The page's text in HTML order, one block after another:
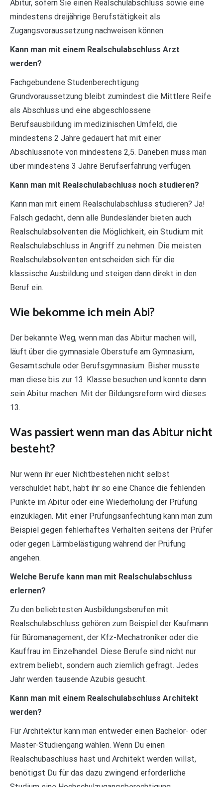
Abitur, sofern Sie einen Realschulabschluss sowie eine
mindestens dreijährige Berufstätigkeit als
Zugangsvoraussetzung nachweisen können.
Kann man mit einem Realschulabschluss Arzt
werden?
Fachgebundene Studenberechtigung
Grundvoraussetzung bleibt zumindest die Mittlere Reife
als Abschluss und eine abgeschlossene
Berufsausbildung im medizinischen Umfeld, die
mindestens 2 Jahre gedauert hat mit einer
Abschlussnote von mindestens 2,5. Daneben muss man
über mindestens 3 Jahre Berufserfahrung verfügen.
Kann man mit Realschulabschluss noch studieren?
Kann man mit einem Realschulabschluss studieren? Ja!
Falsch gedacht, denn alle Bundesländer bieten auch
Realschulabsolventen die Möglichkeit, ein Studium mit
Realschulabschluss in Angriff zu nehmen. Die meisten
Realschulabsolventen entscheiden sich für die
klassische Ausbildung und steigen dann direkt in den
Beruf ein.
Wie bekomme ich mein Abi?
Der bekannte Weg, wenn man das Abitur machen will,
läuft über die gymnasiale Oberstufe am Gymnasium,
Gesamtschule oder Berufsgymnasium. Bisher musste
man diese bis zur 13. Klasse besuchen und konnte dann
sein Abitur machen. Mit der Bildungsreform wird dieses
13.
Was passiert wenn man das Abitur nicht
besteht?
Nur wenn ihr euer Nichtbestehen nicht selbst
verschuldet habt, habt ihr so eine Chance die fehlenden
Punkte im Abitur oder eine Wiederholung der Prüfung
einzuklagen. Mit einer Prüfungsanfechtung kann man zum
Beispiel gegen fehlerhaftes Verhalten seitens der Prüfer
oder gegen Lärmbelästigung während der Prüfung
angehen.
Welche Berufe kann man mit Realschulabschluss
erlernen?
Zu den beliebtesten Ausbildungsberufen mit
Realschulabschluss gehören zum Beispiel der Kaufmann
für Büromanagement, der Kfz-Mechatroniker oder die
Kauffrau im Einzelhandel. Diese Berufe sind nicht nur
extrem beliebt, sondern auch ziemlich gefragt. Jedes
Jahr werden tausende Azubis gesucht.
Kann man mit einem Realschulabschluss Architekt
werden?
Für Architektur kann man entweder einen Bachelor- oder
Master-Studiengang wählen. Wenn Du einen
Realschubaschluss hast und Architekt werden willst,
benötigst Du für das dazu zwingend erforderliche